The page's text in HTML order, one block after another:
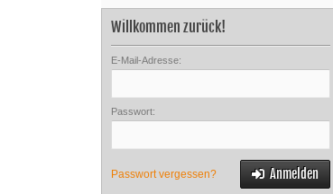
Willkommen zurück!
E-Mail-Adresse:
Passwort:
Passwort vergessen? Anmelden